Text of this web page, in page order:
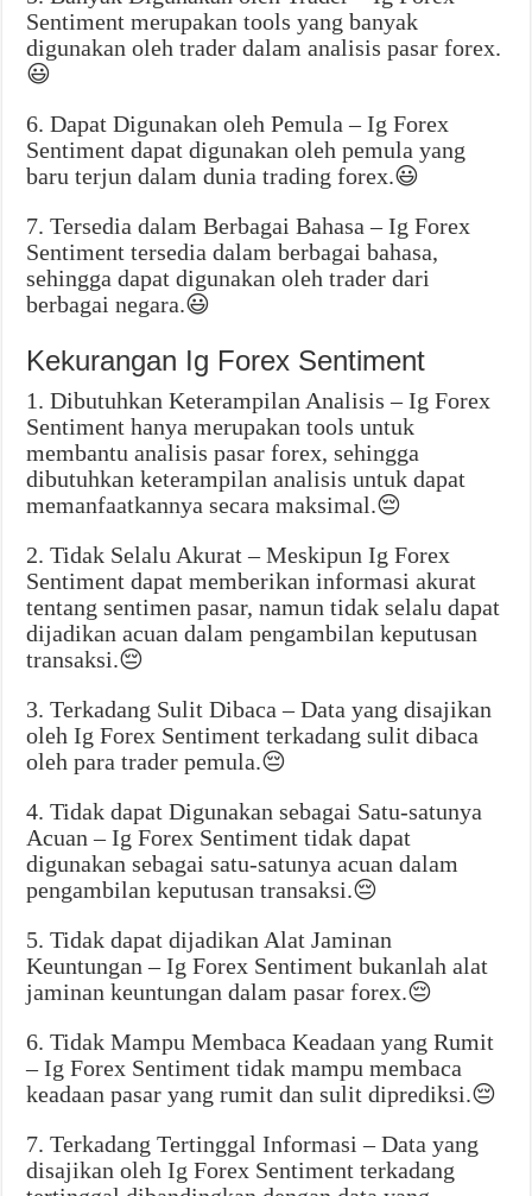
Sentiment merupakan tools yang banyak
digunakan oleh trader dalam analisis pasar forex.
😃
6. Dapat Digunakan oleh Pemula – Ig Forex
Sentiment dapat digunakan oleh pemula yang
baru terjun dalam dunia trading forex.😃
7. Tersedia dalam Berbagai Bahasa – Ig Forex
Sentiment tersedia dalam berbagai bahasa,
sehingga dapat digunakan oleh trader dari
berbagai negara.😃
Kekurangan Ig Forex Sentiment
1. Dibutuhkan Keterampilan Analisis – Ig Forex
Sentiment hanya merupakan tools untuk
membantu analisis pasar forex, sehingga
dibutuhkan keterampilan analisis untuk dapat
memanfaatkannya secara maksimal.😔
2. Tidak Selalu Akurat – Meskipun Ig Forex
Sentiment dapat memberikan informasi akurat
tentang sentimen pasar, namun tidak selalu dapat
dijadikan acuan dalam pengambilan keputusan
transaksi.😔
3. Terkadang Sulit Dibaca – Data yang disajikan
oleh Ig Forex Sentiment terkadang sulit dibaca
oleh para trader pemula.😔
4. Tidak dapat Digunakan sebagai Satu-satunya
Acuan – Ig Forex Sentiment tidak dapat
digunakan sebagai satu-satunya acuan dalam
pengambilan keputusan transaksi.😔
5. Tidak dapat dijadikan Alat Jaminan
Keuntungan – Ig Forex Sentiment bukanlah alat
jaminan keuntungan dalam pasar forex.😔
6. Tidak Mampu Membaca Keadaan yang Rumit
– Ig Forex Sentiment tidak mampu membaca
keadaan pasar yang rumit dan sulit diprediksi.😔
7. Terkadang Tertinggal Informasi – Data yang
disajikan oleh Ig Forex Sentiment terkadang